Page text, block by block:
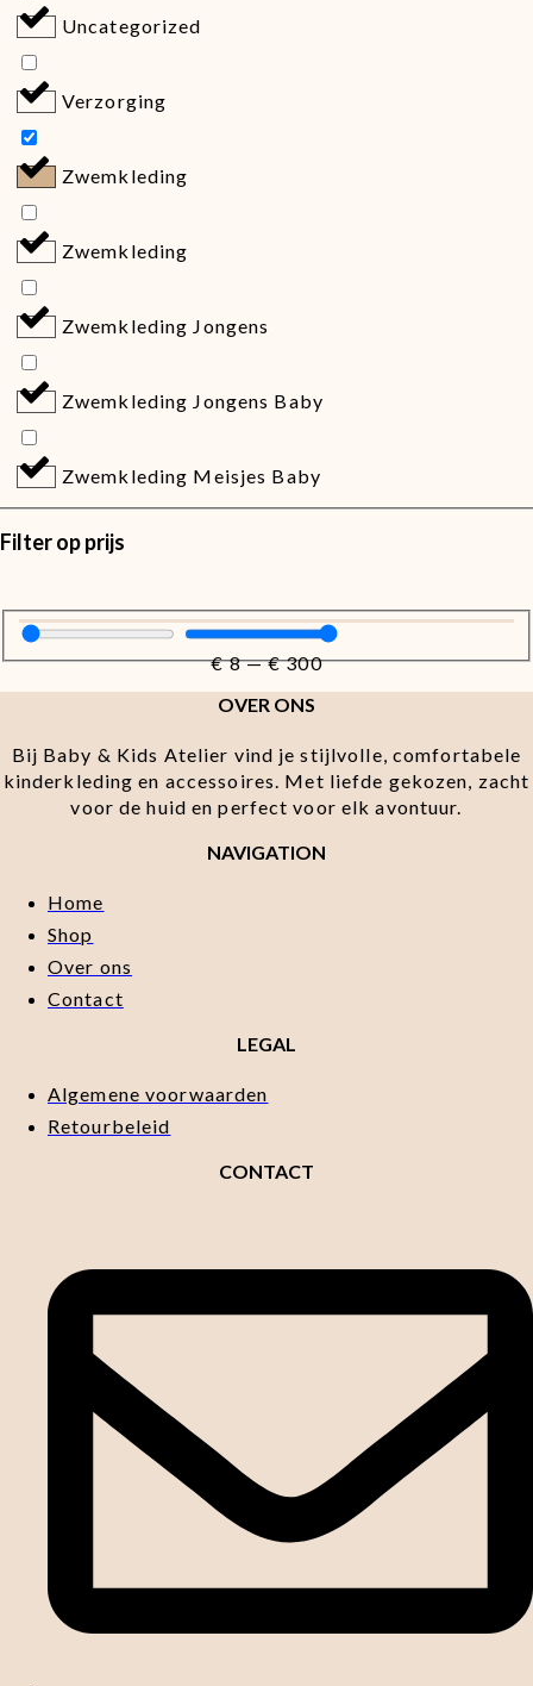
Uncategorized
Verzorging
Zwemkleding
Zwemkleding
Zwemkleding Jongens
Zwemkleding Jongens Baby
Zwemkleding Meisjes Baby
Filter op prijs
€ 8—€ 300
OVER ONS
Bij Baby & Kids Atelier vind je stijlvolle, comfortabele
kinderkleding en accessoires. Met liefde gekozen, zacht
voor de huid en perfect voor elk avontuur.
NAVIGATION
Home
Shop
Over ons
Contact
LEGAL
Algemene voorwaarden
Retourbeleid
CONTACT